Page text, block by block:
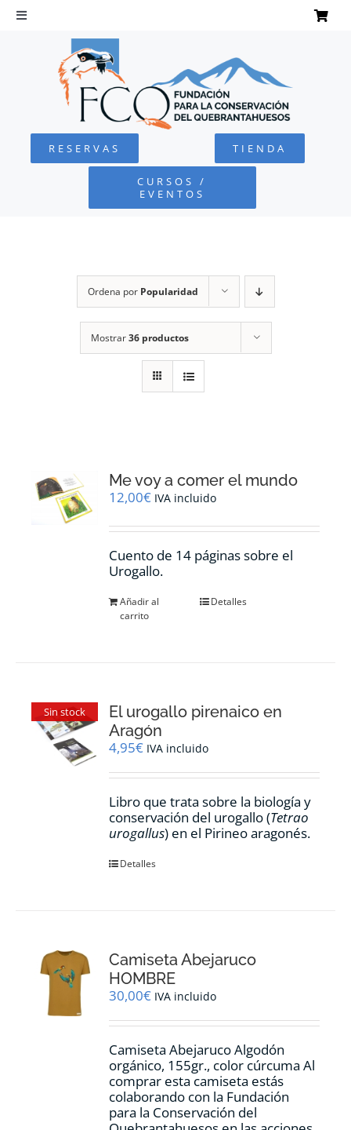
Saltar
Toggle
Navigation
QUEBRANTAHUESOS
FUNDACIÓN
CARRITO
RESERVAS TIENDA
CURSOS /
EVENTOS
Ordena por Popularidad
Mostrar36 productos
Me voy a comer el mundo
12,00€ IVA incluido
Cuento de 14 páginas sobre el
Urogallo.
Añadir al
carrito
Detalles
Sin stock
El urogallo pirenaico en
Aragón
4,95€ IVA incluido
Libro que trata sobre la biología y
conservación del urogallo (Tetrao
urogallus) en el Pirineo aragonés.
Detalles
Camiseta Abejaruco
HOMBRE
30,00€ IVA incluido
Camiseta Abejaruco Algodón
orgánico, 155gr., color cúrcuma Al
comprar esta camiseta estás
colaborando con la Fundación
para la Conservación del